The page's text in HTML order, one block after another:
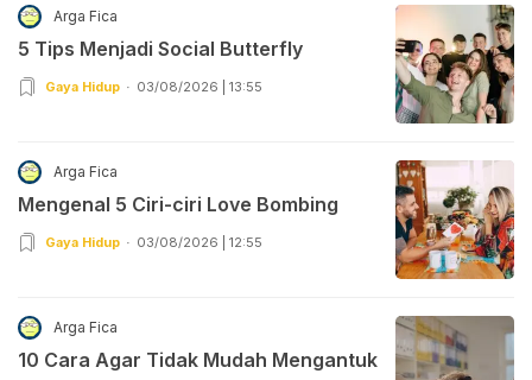
Arga Fica
5 Tips Menjadi Social Butterfly
Gaya Hidup 03/08/2026 | 13:55
Arga Fica
Mengenal 5 Ciri-ciri Love Bombing
Gaya Hidup 03/08/2026 | 12:55
Arga Fica
10 Cara Agar Tidak Mudah Mengantuk